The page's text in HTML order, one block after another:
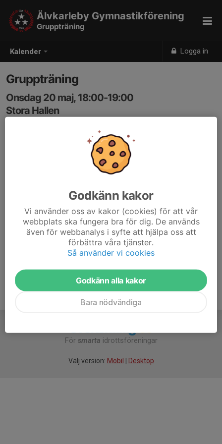
Kalender Logga in
Älvkarleby Gymnastikförening
Gruppträning
Gruppträning
Onsdag 20 maj, 18:00-19:00
Stora Hallen
Här kommer lite info om sommarträningen.
Vi börjar ons 6/5 tom 3/6 + 17/6 kl.18.00. Söndagarna
Plats: Stora hallen
Start igen ons 22/7 och sön 26/7
// Madeleine A o Sofia A
För smarta idrottsföreningar
Välj version: Mobil Desktop
Godkänn kakor
Vi använder oss av kakor (cookies) för att vår
webbplats ska fungera bra för dig. De används
även för webbanalys i syfte att hjälpa oss att
förbättra våra tjänster.
Så använder vi cookies
Godkänn alla kakor
Bara nödvändiga